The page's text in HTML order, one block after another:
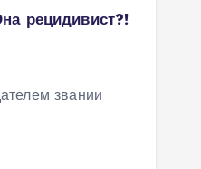
рецидивист?!
звании